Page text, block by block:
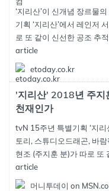
‘지리산’이 신개념 장르물
기획 ‘지리산’에서 레인저
로 또 같이 신선한 공조 추
article
etoday.co.kr
'지리산' 2018년 주지
천재인가
tvN 15주년 특별기획 ‘지리
토리, 스튜디오드래곤, 바
현조 (주지훈 분)가 따로 또
article
머니투데이 on